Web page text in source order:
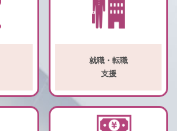
就職・転職
支援